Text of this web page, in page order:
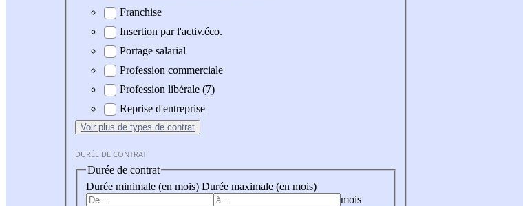
Franchise
Insertion par l'activ.éco.
Portage salarial
Profession commerciale
Profession libérale (7)
Reprise d'entreprise
Voir plus de types de contrat
DURÉE DE CONTRAT
Durée de contrat
Durée minimale (en mois) Durée maximale (en mois)
mois